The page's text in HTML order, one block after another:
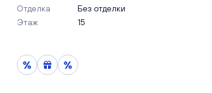
Отделка
Без отделки
Этаж
15